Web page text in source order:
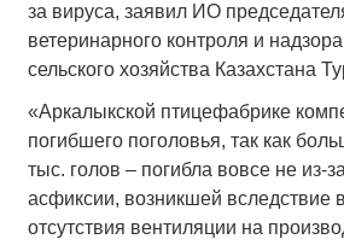
за вируса, заявил ИО
ветеринарного контроля и
сельского хозяйства Казахстана
«Аркалыкской птицефабрике
погибшего поголовья, так как
тыс. голов – погибла вовсе не из-
асфиксии, возникшей вследствие
отсутствия вентиляции на